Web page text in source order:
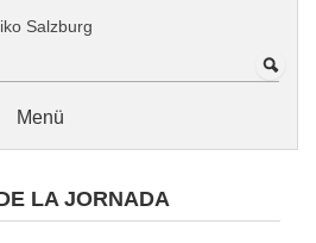
Menü
Loewe: Nachruf von Erich Hackl
LA JORNADA